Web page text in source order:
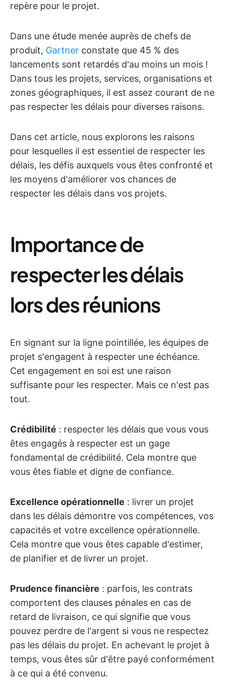
repère pour le projet.
Dans une étude menée auprès de chefs de
produit, Gartner constate que 45 % des
lancements sont retardés d'au moins un mois !
Dans tous les projets, services, organisations et
zones géographiques, il est assez courant de ne
pas respecter les délais pour diverses raisons.
Dans cet article, nous explorons les raisons
pour lesquelles il est essentiel de respecter les
délais, les défis auxquels vous êtes confronté et
les moyens d'améliorer vos chances de
respecter les délais dans vos projets.
Importance de
respecter les délais
lors des réunions
En signant sur la ligne pointillée, les équipes de
projet s'engagent à respecter une échéance.
Cet engagement en soi est une raison
suffisante pour les respecter. Mais ce n'est pas
tout.
Crédibilité : respecter les délais que vous vous
êtes engagés à respecter est un gage
fondamental de crédibilité. Cela montre que
vous êtes fiable et digne de confiance.
Excellence opérationnelle : livrer un projet
dans les délais démontre vos compétences, vos
capacités et votre excellence opérationnelle.
Cela montre que vous êtes capable d'estimer,
de planifier et de livrer un projet.
Prudence financière : parfois, les contrats
comportent des clauses pénales en cas de
retard de livraison, ce qui signifie que vous
pouvez perdre de l'argent si vous ne respectez
pas les délais du projet. En achevant le projet à
temps, vous êtes sûr d'être payé conformément
à ce qui a été convenu.